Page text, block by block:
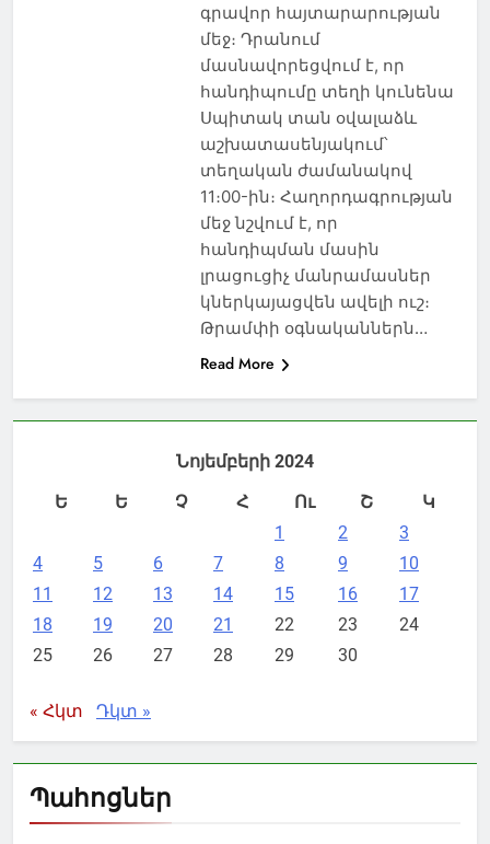
գրավոր հայտարարության
մեջ։ Դրանում
մասնավորեցվում է, որ
հանդիպումը տեղի կունենա
Սպիտակ տան օվալաձև
աշխատասենյակում՝
տեղական ժամանակով
11։00-ին։ Հաղորդագրության
մեջ նշվում է, որ
հանդիպման մասին
լրացուցիչ մանրամասներ
կներկայացվեն ավելի ուշ։
Թրամփի օգնականներն…
Read More
Նոյեմբերի 2024
Ե
Ե Չ Հ Ու Շ
Կ
1
2
3
4
5 6 7 8 9
10
11
12 13 14 15 16
17
18
19 20 21 22 23
24
25
26 27 28 29 30
« Հկտ Դկտ »
Պահոցներ